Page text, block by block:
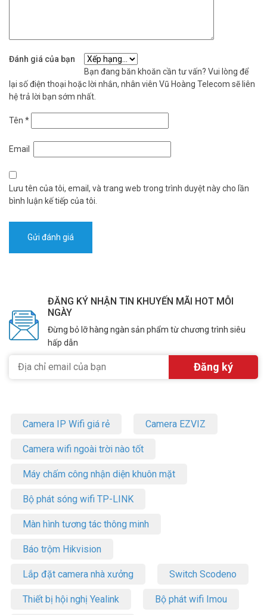
Đánh giá của bạn
Bạn đang băn khoăn cần tư vấn? Vui lòng để
lại số điện thoại hoặc lời nhắn, nhân viên Vũ Hoàng Telecom sẽ liên
hệ trả lời bạn sớm nhất.
Tên *
Email
Lưu tên của tôi, email, và trang web trong trình duyệt này cho lần
bình luận kế tiếp của tôi.
ĐĂNG KÝ NHẬN TIN KHUYẾN MÃI HOT MỖI
NGÀY
Đừng bỏ lỡ hàng ngàn sản phẩm từ chương trình siêu
hấp dẫn
Camera IP Wifi giá rẻ Camera EZVIZ
Camera wifi ngoài trời nào tốt
Máy chấm công nhận diện khuôn mặt
Bộ phát sóng wifi TP-LINK
Màn hình tương tác thông minh
Báo trộm Hikvision
Lắp đặt camera nhà xưởng Switch Scodeno
Thiết bị hội nghị Yealink Bộ phát wifi Imou